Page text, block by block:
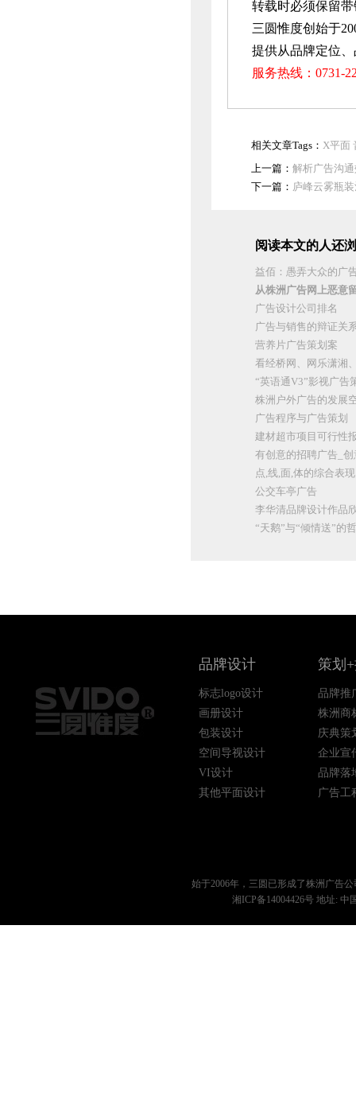
转载时必须保留
三圆惟度创始于
提供从品牌定位
服务热线：0731-
相关文章Tags： X平面
上一篇： 解析广告沟
下一篇： 庐峰云雾瓶
阅读本文的人还
益佰：愚弄大众的广
从株洲广告网上恶意
广告设计公司排名
广告与销售的辩证关
营养片广告策划案
看经桥网、网乐潇湘
“英语通V3”影视广告
株洲户外广告的发展
广告程序与广告策划
建材超市项目可行性
有创意的招聘广告_
点,线,面,体的综合表现
公交车亭广告
李华清品牌设计作品
“天鹅”与“倾情送”的
品牌设计
标志logo设计
画册设计
包装设计
空间导视设计
VI设计
其他平面设计
策划
品牌推
株洲商
庆典策
企业宣
品牌落
广告工
始于2006年，三圆已形成了株洲广告公
湘ICP备14004426号 地址: 中